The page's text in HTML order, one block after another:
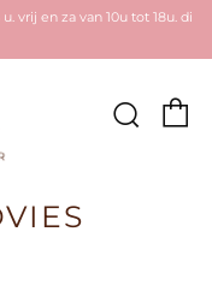
vrij en za van 10u tot 18u. di
Zoek